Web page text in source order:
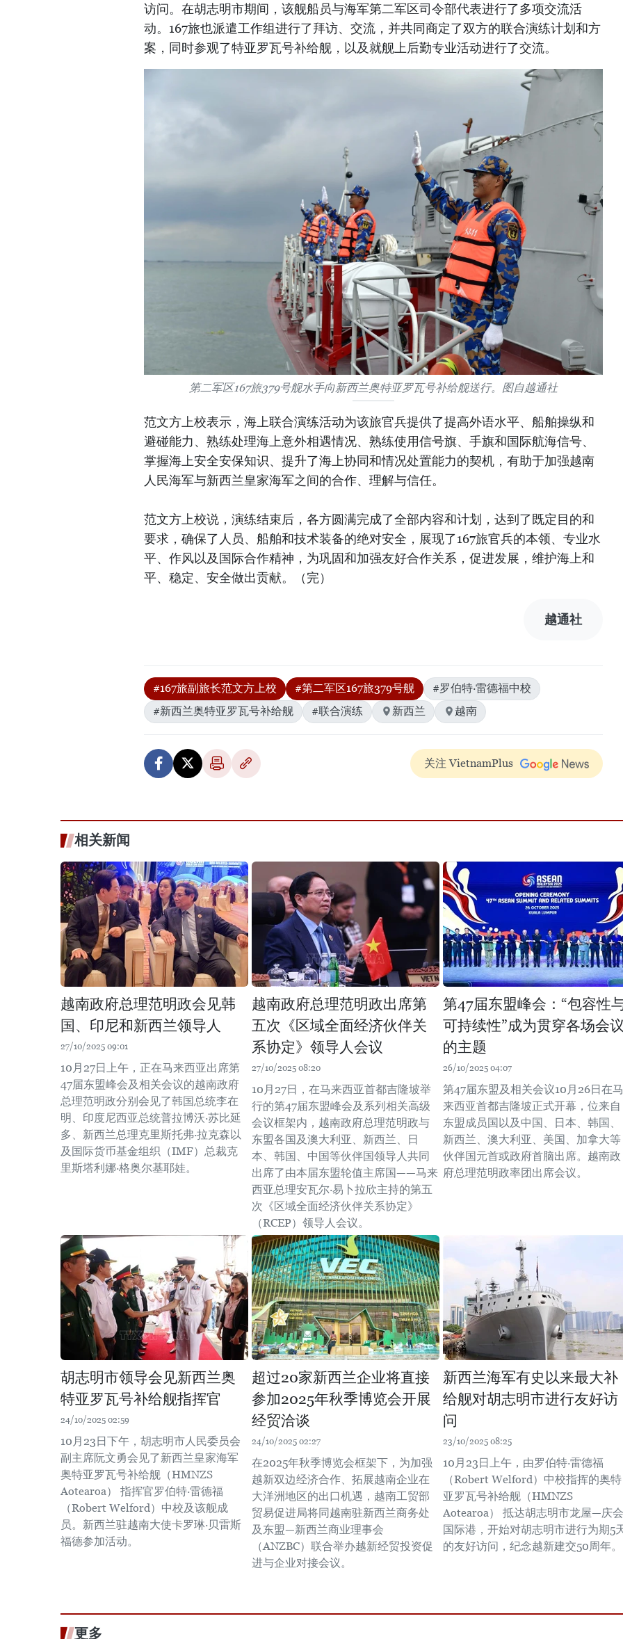
访问。在胡志明市期间，该舰船员与海军第二军区司令部代表进行了多项交流活
动。167旅也派遣工作组进行了拜访、交流，并共同商定了双方的联合演练计划和方
案，同时参观了特亚罗瓦号补给舰，以及就舰上后勤专业活动进行了交流。
第二军区167旅379号舰水手向新西兰奥特亚罗瓦号补给舰送行。图自越通社
范文方上校表示，海上联合演练活动为该旅官兵提供了提高外语水平、船舶操纵和
避碰能力、熟练处理海上意外相遇情况、熟练使用信号旗、手旗和国际航海信号、
掌握海上安全安保知识、提升了海上协同和情况处置能力的契机，有助于加强越南
人民海军与新西兰皇家海军之间的合作、理解与信任。
范文方上校说，演练结束后，各方圆满完成了全部内容和计划，达到了既定目的和
要求，确保了人员、船舶和技术装备的绝对安全，展现了167旅官兵的本领、专业水
平、作风以及国际合作精神，为巩固和加强友好合作关系，促进发展，维护海上和
平、稳定、安全做出贡献。（完）
越通社
#167旅副旅长范文方上校 #第二军区167旅379号舰
#罗伯特·雷德福中校
#新西兰奥特亚罗瓦号补给舰
#联合演练 新西兰 越南
关注 VietnamPlus
相关新闻
越南政府总理范明政会见韩
国、印尼和新西兰领导人
27/10/2025 09:01
10月27日上午，正在马来西亚出席第
47届东盟峰会及相关会议的越南政府
总理范明政分别会见了韩国总统李在
明、印度尼西亚总统普拉博沃·苏比延
多、新西兰总理克里斯托弗·拉克森以
及国际货币基金组织（IMF）总裁克
里斯塔利娜·格奥尔基耶娃。
越南政府总理范明政出席第
五次《区域全面经济伙伴关
系协定》领导人会议
27/10/2025 08:20
10月27日，在马来西亚首都吉隆坡举
行的第47届东盟峰会及系列相关高级
会议框架内，越南政府总理范明政与
东盟各国及澳大利亚、新西兰、日
本、韩国、中国等伙伴国领导人共同
出席了由本届东盟轮值主席国——马来
西亚总理安瓦尔·易卜拉欣主持的第五
次《区域全面经济伙伴关系协定》
（RCEP）领导人会议。
第47届东盟峰会：“包容性
可持续性”成为贯穿各场会
的主题
26/10/2025 04:07
第47届东盟及相关会议10月26日在马
来西亚首都吉隆坡正式开幕，位来自
东盟成员国以及中国、日本、韩国、
新西兰、澳大利亚、美国、加拿大等
伙伴国元首或政府首脑出席。越南政
府总理范明政率团出席会议。
胡志明市领导会见新西兰奥
特亚罗瓦号补给舰指挥官
24/10/2025 02:59
10月23日下午，胡志明市人民委员会
副主席阮文勇会见了新西兰皇家海军
奥特亚罗瓦号补给舰（HMNZS
Aotearoa） 指挥官罗伯特·雷德福
（Robert Welford）中校及该舰成
员。新西兰驻越南大使卡罗琳·贝雷斯
福德参加活动。
超过20家新西兰企业将直接
参加2025年秋季博览会开展
经贸洽谈
24/10/2025 02:27
在2025年秋季博览会框架下，为加强
越新双边经济合作、拓展越南企业在
大洋洲地区的出口机遇，越南工贸部
贸易促进局将同越南驻新西兰商务处
及东盟—新西兰商业理事会
（ANZBC）联合举办越新经贸投资促
进与企业对接会议。
新西兰海军有史以来最大补
给舰对胡志明市进行友好访
问
23/10/2025 08:25
10月23日上午，由罗伯特·雷德福
（Robert Welford）中校指挥的奥特
亚罗瓦号补给舰（HMNZS
Aotearoa） 抵达胡志明市龙屋—庆会
国际港，开始对胡志明市进行为期5
的友好访问，纪念越新建交50周年。
更多